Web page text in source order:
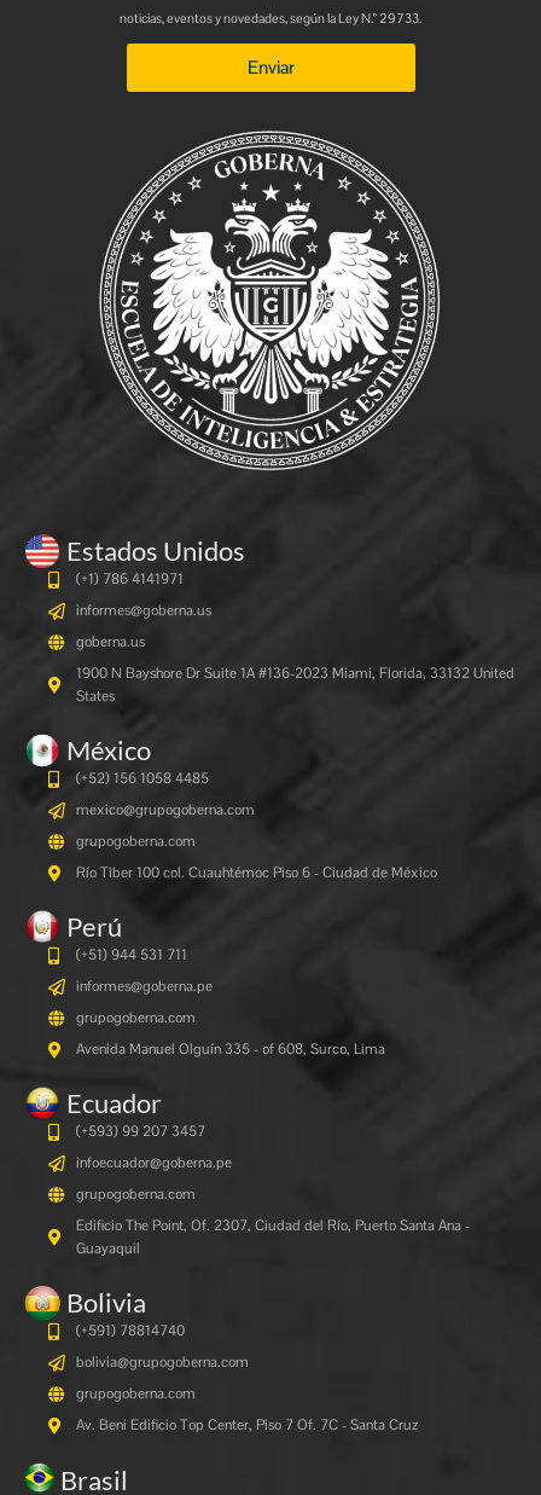
noticias, eventos y novedades, según la Ley N.° 29733.
Enviar
Estados Unidos
(+1) 786 4141971
informes@goberna.us
goberna.us
1900 N Bayshore Dr Suite 1A #136-2023 Miami, Florida, 33132 United
States
México
(+52) 156 1058 4485
mexico@grupogoberna.com
grupogoberna.com
Río Tiber 100 col. Cuauhtémoc Piso 6 - Ciudad de México
Perú
(+51) 944 531 711
informes@goberna.pe
grupogoberna.com
Avenida Manuel Olguín 335 - of 608, Surco, Lima
Ecuador
(+593) 99 207 3457
infoecuador@goberna.pe
grupogoberna.com
Edificio The Point, Of. 2307, Ciudad del Río, Puerto Santa Ana -
Guayaquil
Bolivia
(+591) 78814740
bolivia@grupogoberna.com
grupogoberna.com
Av. Beni Edificio Top Center, Piso 7 Of. 7C - Santa Cruz
Brasil